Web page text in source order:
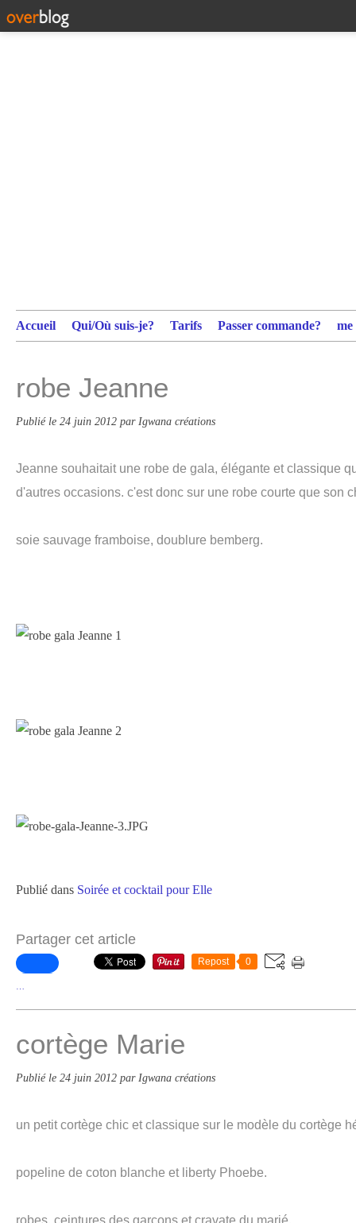
Accueil Qui/Où suis-je? Tarifs Passer commande?
robe Jeanne
Publié le 24 juin 2012 par Igwana créations
Jeanne souhaitait une robe de gala, élégante et classique
d'autres occasions. c'est donc sur une robe courte que son
soie sauvage framboise, doublure bemberg.
Publié dans Soirée et cocktail pour Elle
Partager cet article
Repost 0
cortège Marie
Publié le 24 juin 2012 par Igwana créations
un petit cortège chic et classique sur le modèle du cortège
popeline de coton blanche et liberty Phoebe.
robes, ceintures des garçons et cravate du marié.